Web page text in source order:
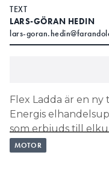
TEXT
LARS-GÖRAN HEDIN
lars-
Flex Ladda är en ny
Energis
som erbjuds till
elbilsladdare –
MOTOR